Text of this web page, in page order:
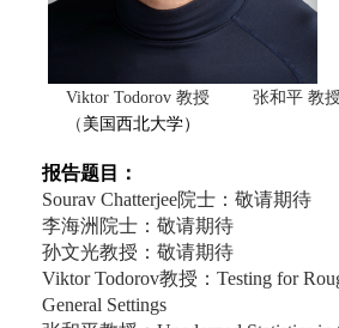
Viktor Todorov 教授 张和平 教授
（ 美国西北大学）
报告题目：
Sourav Chatterjee院士：敬请期待
李海洲院士：敬请期待
孙文光教授：敬请期待
Viktor Todorov教授：Testing for
General Settings